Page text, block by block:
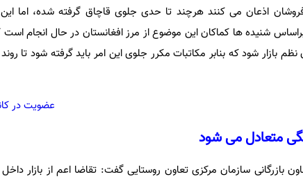
اذعان می کنند هرچند تا حدی جلوی قاچاق گرفته شده، اما
شنیده ها کماکان این موضوع از مرز افغانستان در حال انجام
بازار شود که بنابر مکاتبات مکرر جلوی این امر باید گرفته شود تا
عضویت در
متعادل می شود
بازرگانی سازمان مرکزی تعاون روستایی گفت: تقاضا اعم از بازار